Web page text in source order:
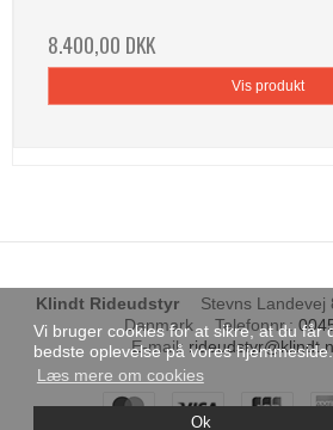
Vi bruger cookies for at sikre, at du får
bedste oplevelse på vores hjemmeside.
Læs mere om cookies
Ok
8.400,00 DKK
Vis produkt
Klindt Rideudstyr Stevns Landevej
Danmark
Telefonnr.:
E-mail: